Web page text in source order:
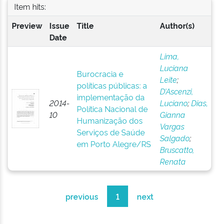
Item hits:
Preview
Issue
Date
Title Author(s)
2014-
10
Burocracia e
políticas públicas: a
implementação da
Política Nacional de
Humanização dos
Serviços de Saúde
em Porto Alegre/RS
Lima,
Luciana
Leite;
D’Ascenzi,
Luciano;Dias,
Gianna
Vargas
Salgado;
Bruscatto,
Renata
previous 1 next